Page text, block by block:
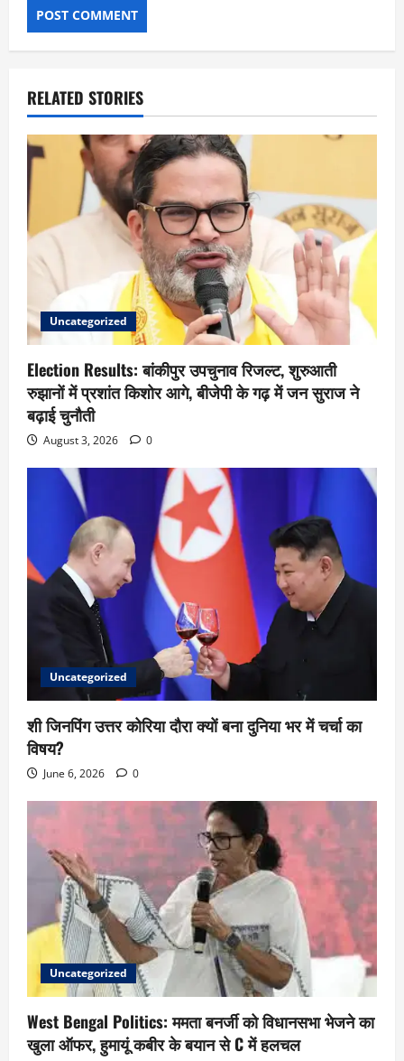
RELATED STORIES
Uncategorized
Election Results: बांकीपुर उपचुनाव रिजल्ट, शुरुआती
रुझानों में प्रशांत किशोर आगे, बीजेपी के गढ़ में जन सुराज ने
बढ़ाई चुनौती
August 3, 2026 0
Uncategorized
शी जिनपिंग उत्तर कोरिया दौरा क्यों बना दुनिया भर में चर्चा का
विषय?
June 6, 2026 0
Uncategorized
West Bengal Politics: ममता बनर्जी को विधानसभा भेजने का
खुला ऑफर, हुमायूं कबीर के बयान से C में हलचल